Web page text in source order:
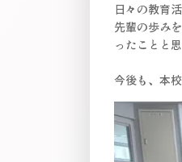
日々の教育
先輩の歩み
ったことと
今後も、本